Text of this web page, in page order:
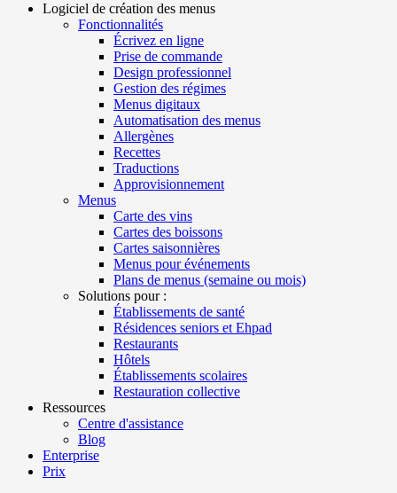
navigation
Logiciel de création des menus
Fonctionnalités
Écrivez en ligne
Prise de commande
Design professionnel
Gestion des régimes
Menus digitaux
Automatisation des menus
Allergènes
Recettes
Traductions
Approvisionnement
Menus
Carte des vins
Cartes des boissons
Cartes saisonnières
Menus pour événements
Plans de menus (semaine ou mois)
Solutions pour :
Établissements de santé
Résidences seniors et Ehpad
Restaurants
Hôtels
Établissements scolaires
Restauration collective
Ressources
Centre d'assistance
Blog
Enterprise
Prix